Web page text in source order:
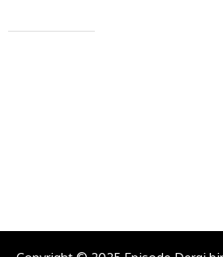
+90 543 345 46 00